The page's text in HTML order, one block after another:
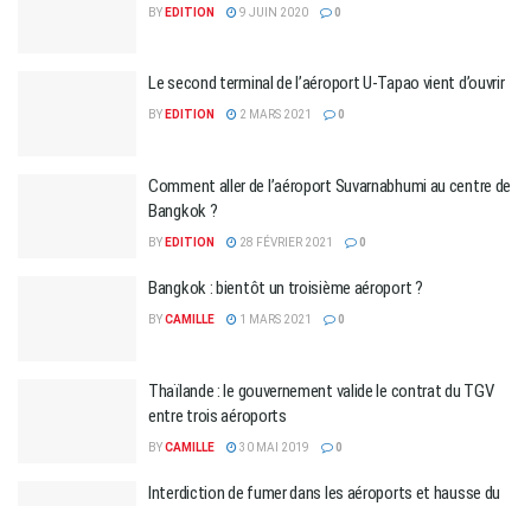
BY EDITION 9 JUIN 2020 0
Le second terminal de l’aéroport U-Tapao vient d’ouvrir
BY EDITION 2 MARS 2021 0
Comment aller de l’aéroport Suvarnabhumi au centre de
Bangkok ?
BY EDITION 28 FÉVRIER 2021 0
Bangkok : bientôt un troisième aéroport ?
BYCAMILLE 1 MARS 2021 0
Thaïlande : le gouvernement valide le contrat du TGV
entre trois aéroports
BYCAMILLE 30 MAI 2019 0
Interdiction de fumer dans les aéroports et hausse du